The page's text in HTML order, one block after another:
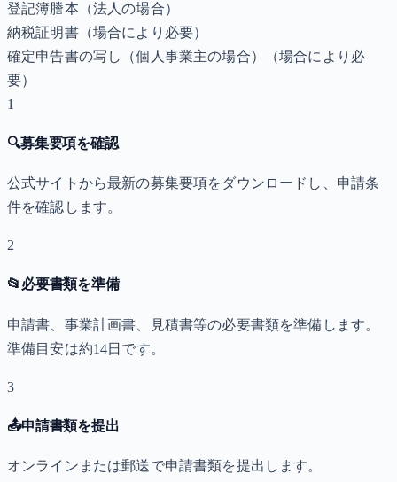
登記簿謄本（法人の場合）
納税証明書（場合により必要）
確定申告書の写し（個人事業主の場合）
（場合により必
要）
1
🔍募集要項を確認
公式サイトから最新の募集要項をダウンロードし、申請条
件を確認します。
2
📂 必要書類を準備
申請書、事業計画書、見積書等の必要書類を準備します。
準備目安は約14日です。
3
📤申請書類を提出
オンラインまたは郵送で申請書類を提出します。